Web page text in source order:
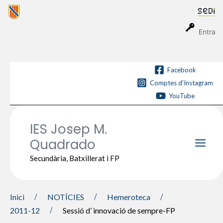
Entra
Vés
Facebook
Comptes d'Instagram
YouTube
IES Josep M.
Quadrado
Secundària, Batxillerat i FP
Inici NOTÍCIES
Hemeroteca
2011-12
Sessió d’ innovació de sempre-FP